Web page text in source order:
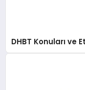
DHBT Konuları ve